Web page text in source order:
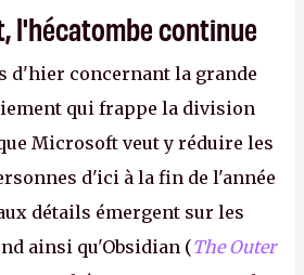
l'hécatombe continue
d'hier concernant la grande
qui frappe la division
Microsoft veut y réduire les
d'ici à la fin de l'année
détails émergent sur les
ainsi qu'Obsidian (The Outer